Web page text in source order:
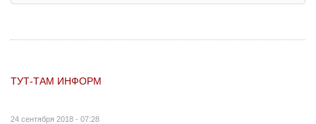
ТУТ-ТАМ ИНФОРМ
24 сентября 2018 - 07:28